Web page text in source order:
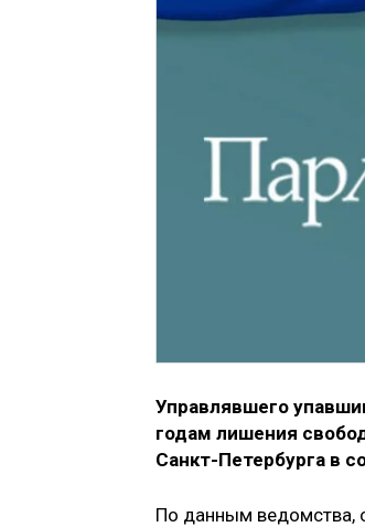
Управлявшего
годам лишения
Санкт-Петербурга в
По данным ведомства,